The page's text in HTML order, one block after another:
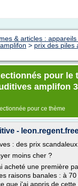
& articles :
> prix des piles
pour le
amplifon
pour ce thème
-
: des prix scandaleux.
moins cher ?
acheté une première
raisons banales : à
que j'ai appris de